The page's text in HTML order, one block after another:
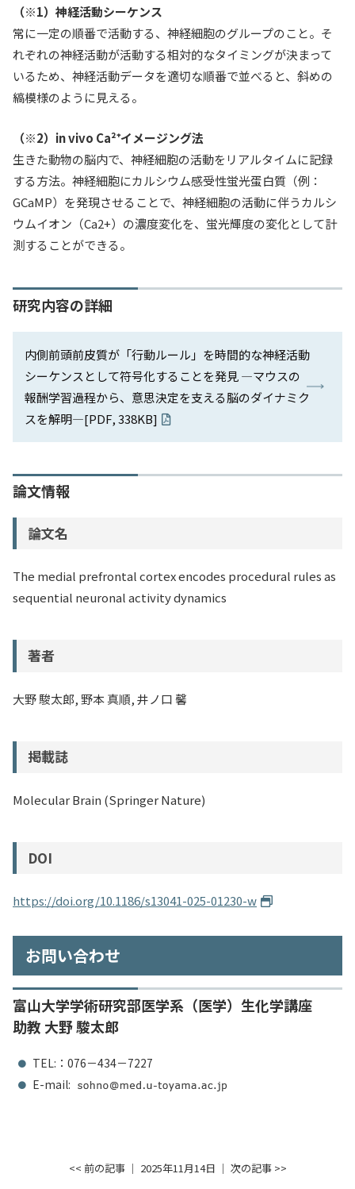
（※1）神経活動シーケンス
常に一定の順番で活動する、神経細胞のグループのこと。そ
れぞれの神経活動が活動する相対的なタイミングが決まって
いるため、神経活動データを適切な順番で並べると、斜めの
縞模様のように見える。
（※2）in vivo Ca²⁺イメージング法
生きた動物の脳内で、神経細胞の活動をリアルタイムに記録
する方法。神経細胞にカルシウム感受性蛍光蛋白質（例：
GCaMP）を発現させることで、神経細胞の活動に伴うカルシ
ウムイオン（Ca2+）の濃度変化を、蛍光輝度の変化として計
測することができる。
研究内容の詳細
内側前頭前皮質が「行動ルール」を時間的な神経活動
シーケンスとして符号化することを発見 ―マウスの
報酬学習過程から、意思決定を支える脳のダイナミク
スを解明―[PDF, 338KB]
論文情報
論文名
The medial prefrontal cortex encodes procedural rules as
sequential neuronal activity dynamics
著者
大野 駿太郎, 野本 真順, 井ノ口 馨
掲載誌
Molecular Brain (Springer Nature)
DOI
https://doi.org/10.1186/s13041-025-01230-w
お問い合わせ
富山大学学術研究部医学系（医学）生化学講座
助教 大野 駿太郎
TEL:：076－434－7227
E-mail:
<< 前の記事│ 2025年11月14日 │ 次の記事 >>